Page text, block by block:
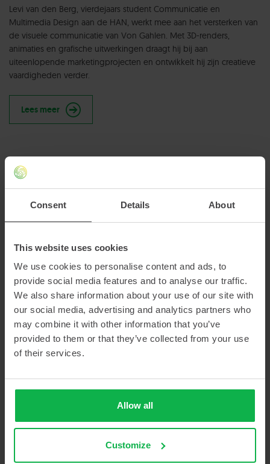
Consent Details About
This website uses cookies
We use cookies to personalise content and ads, to
provide social media features and to analyse our traffic.
We also share information about your use of our site with
our social media, advertising and analytics partners who
may combine it with other information that you’ve
provided to them or that they’ve collected from your use
of their services.
Allow all
Customize
Levi van den Berg, vierdejaars student Communicatie en
Multimedia Design aan de HAN, werkt mee aan het versterken van
de visuele communicatie van Von Gahlen. Met 3D-renders,
animaties en grafische uitwerkingen draagt hij bij aan
uiteenlopende marketingprojecten en ontwikkelt hij zijn creatieve
vaardigheden verder.
Lees meer
TIMO KETELAAR, HUMAN
RESOURCE MANAGEMENT
“Ik heb een waardevol aandeel gehad in het delen van inzichten
Tijdens zijn afstudeerstage bij Von Gahlen onderzocht Timo
Ketelaar, vierdejaars student Human Resource Management aan de
HAN, hoe medewerkers de werkdruk ervaren. Door resultaten uit
het PMO-onderzoek te analyseren en hierover in gesprek te gaan
met collega’s, teamleiders en directie, leverde hij concrete
adviezen voor een prettige en efficiënte werkomgeving.